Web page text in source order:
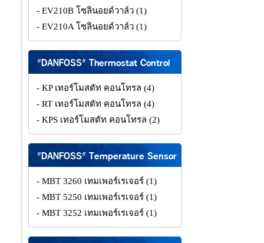
- EV210B โซลินอยด์วาล์ว (1)
- EV210A โซลินอยด์วาล์ว (1)
"DANFOSS" Thermostat Control
- KP เทอร์โมสตัท คอนโทรล (4)
- RT เทอร์โมสตัท คอนโทรล (4)
- KPS เทอร์โมสตัท คอนโทรล (2)
"DANFOSS" Temperature Sensor
- MBT 3260 เทมเพอร์เรเจอร์ (1)
- MBT 5250 เทมเพอร์เรเจอร์ (1)
- MBT 3252 เทมเพอร์เรเจอร์ (1)